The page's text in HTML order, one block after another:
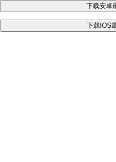
下载安卓
下载IOS